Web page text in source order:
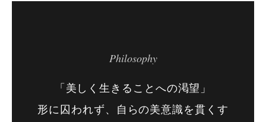
Philosophy
「美しく生きることへの渇望」
形に囚われず、自らの美意識を貫くす